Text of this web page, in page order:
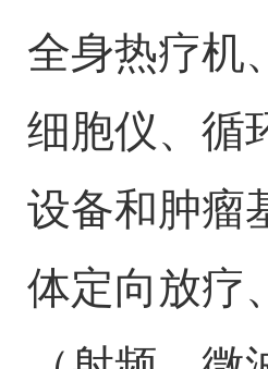
全身热疗机
细胞仪、循
设备和肿瘤
体定向放疗